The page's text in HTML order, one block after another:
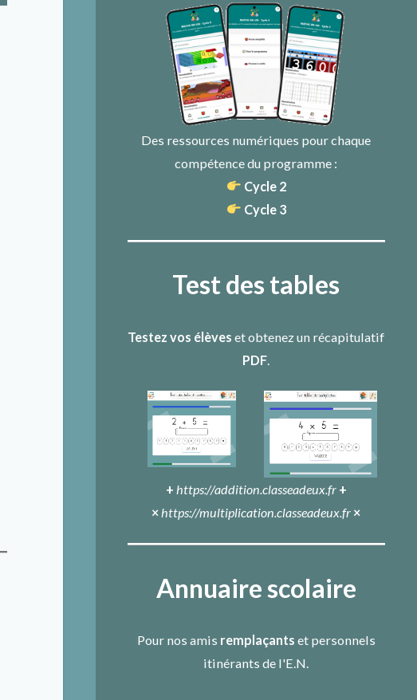
Des ressources numériques pour chaque
compétence du programme :
Cycle 2
Cycle 3
Test des tables
Testez vos élèves et obtenez un récapitulatif
PDF.
+ https://addition.classeadeux.fr +
×https://multiplication.classeadeux.fr ×
Annuaire scolaire
Pour nos amis remplaçants et personnels
itinérants de l'E.N.